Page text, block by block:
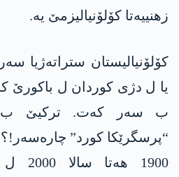
زھنییەتا کۆلۆنیالیزمێ یە.
کۆلۆنیالیستان
یا ل دژی کوردان ل باکورێ
ب سەر کەت. ترکیێ ب
“پرسگرێکا کورد”
1900